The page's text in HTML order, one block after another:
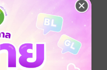
มอเถื่อนมีฝีมือสุดยอดพอๆ
าที่หมู่บ้านแห่งหนึ่ง
องตระกูล K ที่เธอเคย
อกจากหมู่บ้านเพื่อมาเป็น
แล้ว